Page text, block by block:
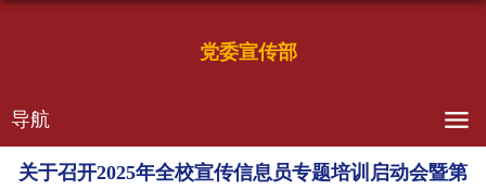
党委宣传部
导航
关于召开2025年全校宣传信息员专题培训启动会暨第